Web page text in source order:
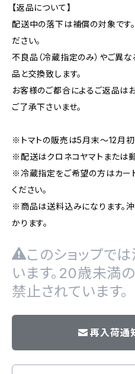
【返品について】
配送中の落下は補償の対象です
ださい。
不良品（冷蔵指定のみ）やご異
品と交換致します。
お客様のご都合によるご返品は
ご了承下さいませ。
※トマトの販売は5月末〜12月初
※配送はクロネコヤマトまたは郵
※冷蔵指定をご希望の方はカー
ください。
※商品は送料込みになります。
かります。
このショップで
います。20歳未満
禁止されています。
再入荷通